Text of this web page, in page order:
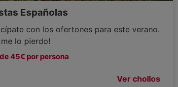
Españolas
con los ofertones para este verano.
me lo pierdo!
45€ por persona
Ver chollos